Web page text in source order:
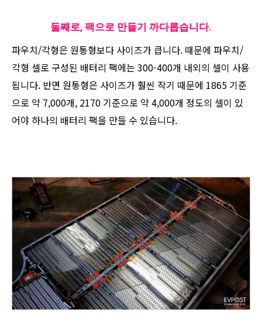
둘째로, 팩으로 만들기 까다롭습니다.
파우치/각형은 원통형보다 사이즈가 큽니다. 때문에 파우치/
각형 셀로 구성된 배터리 팩에는 300-400개 내외의 셀이 사용
됩니다. 반면 원통형은 사이즈가 훨씬 작기 때문에 1865 기준
으로 약 7,000개, 2170 기준으로 약 4,000개 정도의 셀이 있
어야 하나의 배터리 팩을 만들 수 있습니다.